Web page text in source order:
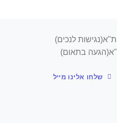
שלחו אלינו מייל